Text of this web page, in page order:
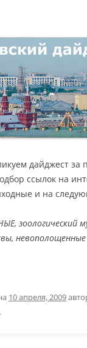
дайджест
ссылок на
и на
зоологический
10 апреля, 2009
.